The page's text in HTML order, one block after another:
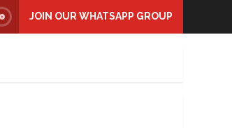
JOIN OUR WHATSAPP GROUP